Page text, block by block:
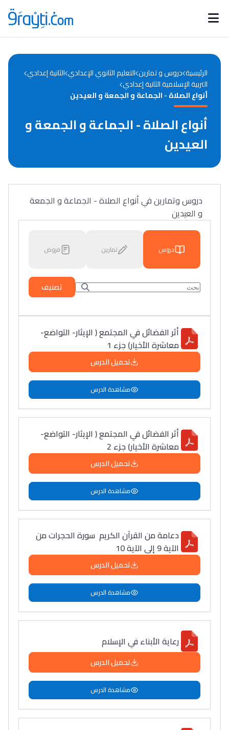
Catégories
d'actualités
Annonces bourses
الرئيسية دروس و تمارين التعليم الثانوي الإعدادي الثانية إعدادي
التربية الإسلامية الثانية إعدادي
أنواع الصلاة - الجماعة و الجمعة و العيدين
أنواع الصلاة - الجماعة و الجمعة و
العيدين
دروس وتمارين في أنواع الصلاة - الجماعة و الجمعة
و العيدين
دروس تمارين فروض
تصنيف
أثر الفضائل في المجتمع ( الإيثار- التواضع-
معاشرة الأخيار) جزء 1
تحميل الدرس
مشاهدة الدرس
أثر الفضائل في المجتمع ( الإيثار- التواضع-
معاشرة الأخيار) جزء 2
تحميل الدرس
مشاهدة الدرس
دعامة من القرآن الكريم سورة الحجرات من
الآية 9 إلى الآية 10
تحميل الدرس
مشاهدة الدرس
رعاية الأبناء في الإسلام
تحميل الدرس
مشاهدة الدرس